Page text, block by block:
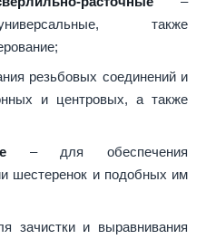
также
резьбовых соединений и
и центровых, а также
– для обеспечения
шестеренок и подобных им
зачистки и выравнивания